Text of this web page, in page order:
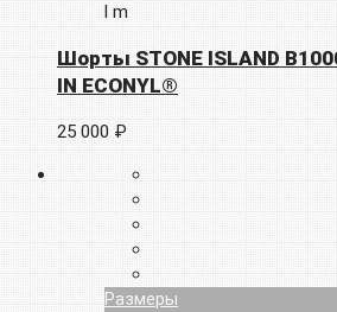
l m
Шорты STONE ISLAND
IN ECONYL®
25 000 ₽
Размеры